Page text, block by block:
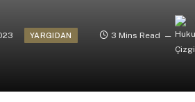
YARGIDAN 3 Mins Read